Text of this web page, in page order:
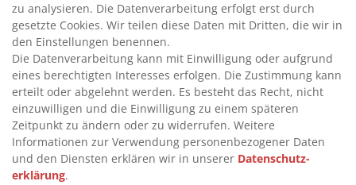
INFORMATIONEN
>
FAQ
>
VERTRAG WIDERRUFEN
>
WIDERRUFSRECHT
>
WIDERRUFSFORMULAR
zu analysieren. Die Datenverarbeitung erfolgt erst durch
gesetzte Cookies. Wir teilen diese Daten mit Dritten, die wir in
den Einstellungen benennen.
Die Datenverarbeitung kann mit Einwilligung oder aufgrund
eines berechtigten Interesses erfolgen. Die Zustimmung kann
erteilt oder abgelehnt werden. Es besteht das Recht, nicht
einzuwilligen und die Einwilligung zu einem späteren
Zeitpunkt zu ändern oder zu widerrufen. Weitere
Informationen zur Verwendung personenbezogener Daten
und den Diensten erklären wir in unserer Daten­schutz­
erklärung.